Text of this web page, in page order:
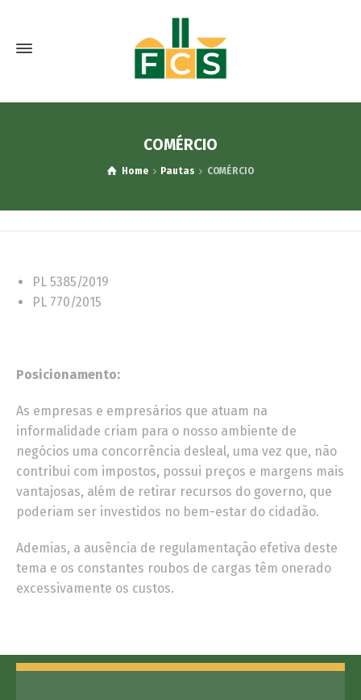
COMÉRCIO
Home Pautas COMÉRCIO
PL 5385/2019
PL 770/2015
Posicionamento:
As empresas e empresários que atuam na
informalidade criam para o nosso ambiente de
negócios uma concorrência desleal, uma vez que, não
contribui com impostos, possui preços e margens mais
vantajosas, além de retirar recursos do governo, que
poderiam ser investidos no bem-estar do cidadão.
Ademias, a ausência de regulamentação efetiva deste
tema e os constantes roubos de cargas têm onerado
excessivamente os custos.